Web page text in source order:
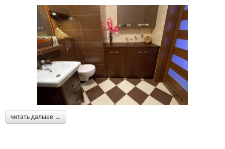
читать дальше →